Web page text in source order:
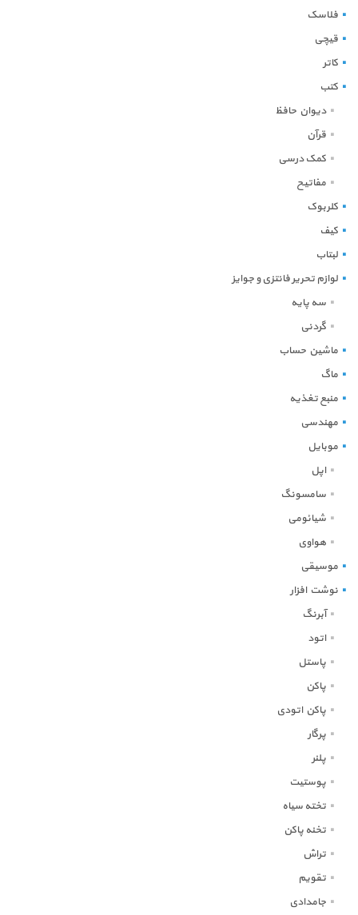
فلاسک
قیچی
کاتر
کتب
دیوان حافظ
قرآن
کمک درسی
مفاتیح
کلربوک
کیف
لبتاب
لوازم تحریر فانتزی و جوایز
سه پایه
گردنی
ماشین حساب
ماگ
منبع تغذیه
مهندسی
موبایل
اپل
سامسونگ
شیائومی
هواوی
موسیقی
نوشت افزار
آبرنگ
اتود
پاستل
پاکن
پاکن اتودی
پرگار
پلنر
پوستیت
تخته سیاه
تخنه پاکن
تراش
تقویم
جامدادی